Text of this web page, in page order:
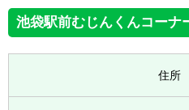
池袋駅前むじんくんコーナ
住所